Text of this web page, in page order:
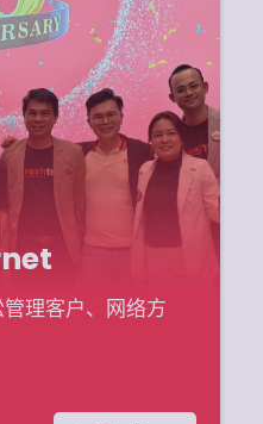
理客户、网络方